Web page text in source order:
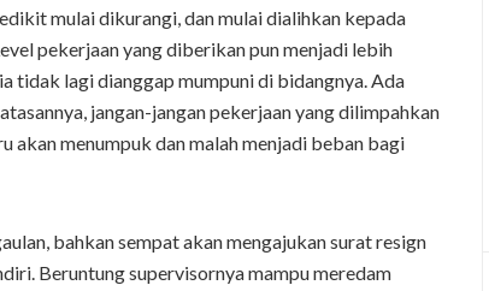
mulai dikurangi, dan mulai dialihkan kepada
pekerjaan yang diberikan pun menjadi lebih
tidak lagi dianggap mumpuni di bidangnya. Ada
jangan-jangan pekerjaan yang dilimpahkan
akan menumpuk dan malah menjadi beban bagi
bahkan sempat akan mengajukan surat resign
Beruntung supervisornya mampu meredam